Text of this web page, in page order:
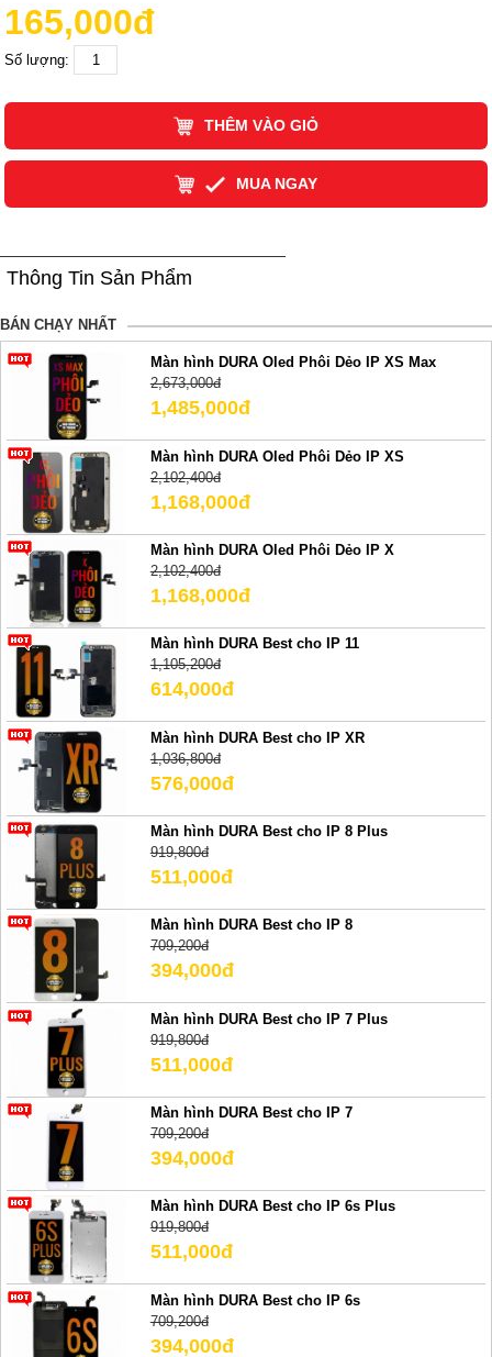
165,000đ
Số lượng:
THÊM VÀO GIỎ
MUA NGAY
Thông Tin Sản Phẩm
BÁN CHẠY NHẤT
Màn hình DURA Oled Phôi Dẻo IP XS Max
2,673,000đ
1,485,000đ
Màn hình DURA Oled Phôi Dẻo IP XS
2,102,400đ
1,168,000đ
Màn hình DURA Oled Phôi Dẻo IP X
2,102,400đ
1,168,000đ
Màn hình DURA Best cho IP 11
1,105,200đ
614,000đ
Màn hình DURA Best cho IP XR
1,036,800đ
576,000đ
Màn hình DURA Best cho IP 8 Plus
919,800đ
511,000đ
Màn hình DURA Best cho IP 8
709,200đ
394,000đ
Màn hình DURA Best cho IP 7 Plus
919,800đ
511,000đ
Màn hình DURA Best cho IP 7
709,200đ
394,000đ
Màn hình DURA Best cho IP 6s Plus
919,800đ
511,000đ
Màn hình DURA Best cho IP 6s
709,200đ
394,000đ